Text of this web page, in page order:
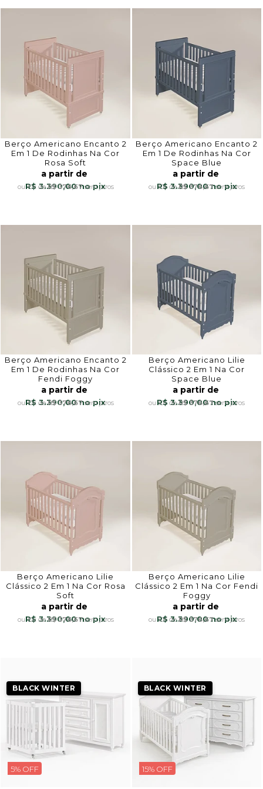
Berço Americano Encanto 2
Em 1 De Rodinhas Na Cor
Rosa Soft
a partir de
R$ 3.390,00
10xdeR$ 376,67sem juros
Berço Americano Encanto 2
Em 1 De Rodinhas Na Cor
Space Blue
a partir de
R$ 3.390,00
10x deR$ 376,67sem juros
Berço Americano Encanto 2
Em 1 De Rodinhas Na Cor
Fendi Foggy
a partir de
R$ 3.390,00
10xdeR$ 376,67sem juros
Berço Americano Lilie
Clássico 2 Em 1 Na Cor
Space Blue
a partir de
R$ 3.390,00
10x deR$ 376,67sem juros
Berço Americano Lilie
Clássico 2 Em 1 Na Cor Rosa
Soft
a partir de
R$ 3.390,00
10x deR$ 376,67sem juros
Berço Americano Lilie
Clássico 2 Em 1 Na Cor Fendi
Foggy
a partir de
R$ 3.390,00
10x deR$ 376,67sem juros
5% OFF
BLACK WINTER
15% OFF
BLACK WINTER